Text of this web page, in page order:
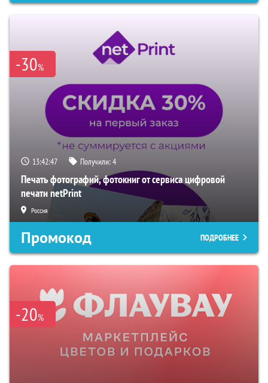
-30%
13:42:46 Получили:4
Печать фотографий, фотокниг от сервиса цифровой
печати netPrint
Россия
Промокод ПОДРОБНЕЕ
-20%